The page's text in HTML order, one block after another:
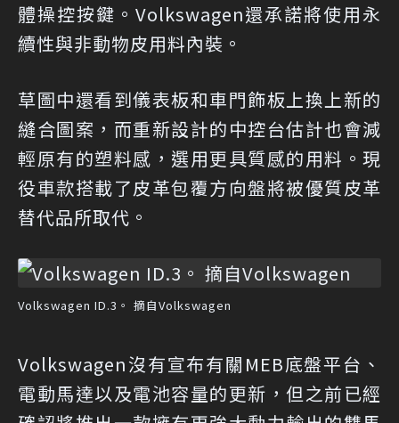
體操控按鍵。Volkswagen還承諾將使用永
續性與非動物皮用料內裝。
草圖中還看到儀表板和車門飾板上換上新的
縫合圖案，而重新設計的中控台估計也會減
輕原有的塑料感，選用更具質感的用料。現
役車款搭載了皮革包覆方向盤將被優質皮革
替代品所取代。
Volkswagen ID.3。 摘自Volkswagen
Volkswagen沒有宣布有關MEB底盤平台、
電動馬達以及電池容量的更新，但之前已經